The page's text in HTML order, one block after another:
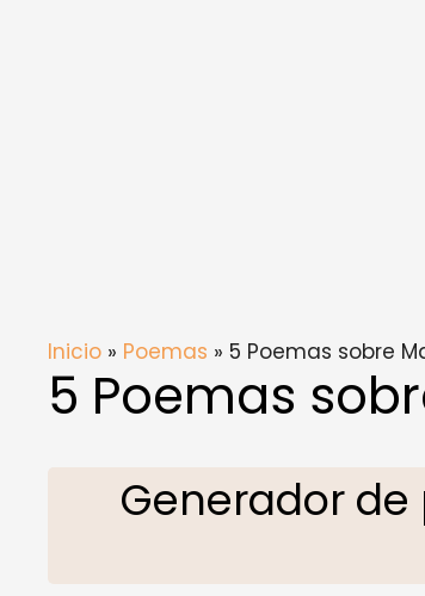
Inicio » Poemas » 5 Poemas sobre
5 Poemas
Generador